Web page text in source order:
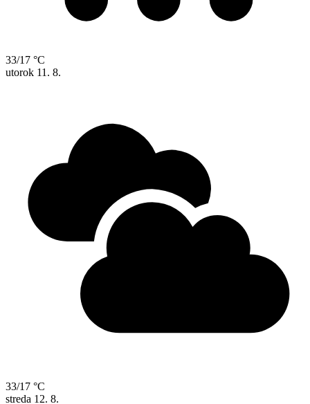
33/17 °C
utorok 11. 8.
33/17 °C
streda 12. 8.